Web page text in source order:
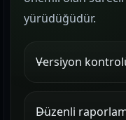
yürüdüğüdür.
Versiyon
Düzenli